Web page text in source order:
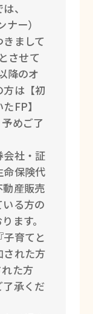
、
ー）
まして
させて
降のオ
は【初
FP】
めご了
社・証
命保険代
産販売
る方の
ます。
育てと
された方
た方
承くだ